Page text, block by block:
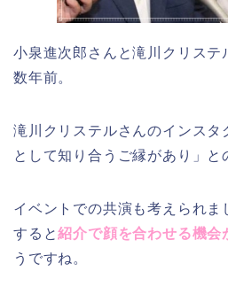
小泉進次郎さんと滝川クリステ
数年前。
滝川クリステルさんのインスタ
として知り合うご縁があり」と
イベントでの共演も考えられま
すると紹介で顔を合わせる機会
うですね。